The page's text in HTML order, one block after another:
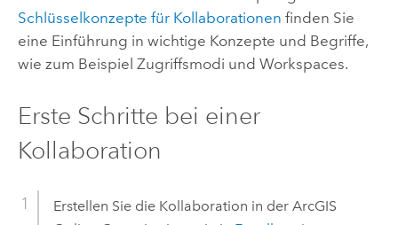
Schlüsselkonzepte für Kollaborationen finden Sie
eine Einführung in wichtige Konzepte und Begriffe,
wie zum Beispiel Zugriffsmodi und Workspaces.
Erste Schritte bei einer
Kollaboration
Erstellen Sie die Kollaboration in der ArcGIS